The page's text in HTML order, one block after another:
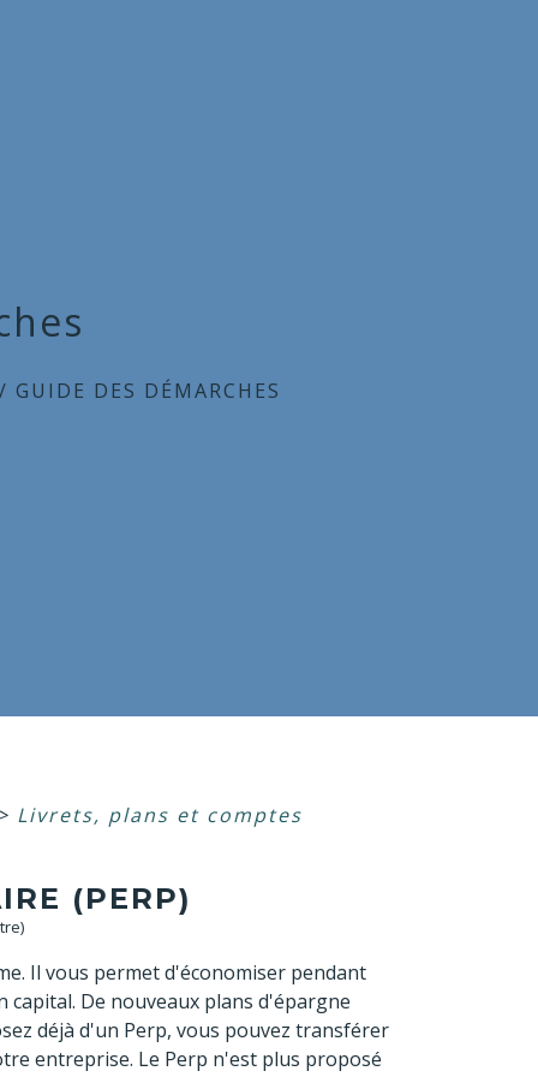
/GUIDE DES DÉMARCHES
Livrets, plans et comptes
(PERP)
Il vous permet d'économiser pendant
capital. De nouveaux plans d'épargne
déjà d'un Perp, vous pouvez transférer
entreprise. Le Perp n'est plus proposé